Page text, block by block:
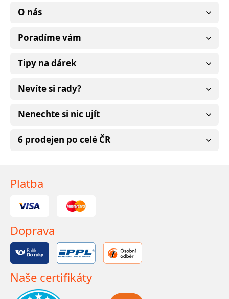
O nás
Poradíme vám
Tipy na dárek
Nevíte si rady?
Nenechte si nic ujít
6 prodejen po celé ČR
Platba
Doprava
Naše certifikáty